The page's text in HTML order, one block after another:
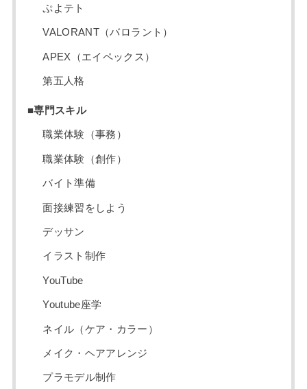
ぷよテト
VALORANT（バロラント）
APEX（エイペックス）
第五人格
■専門スキル
職業体験（事務）
職業体験（創作）
バイト準備
面接練習をしよう
デッサン
イラスト制作
YouTube
Youtube座学
ネイル（ケア・カラー）
メイク・ヘアアレンジ
プラモデル制作